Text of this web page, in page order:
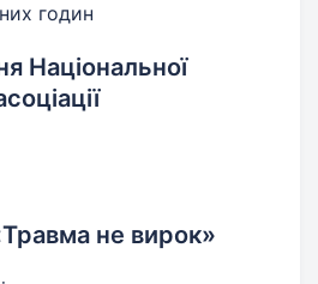
годин
Національної
не вирок»